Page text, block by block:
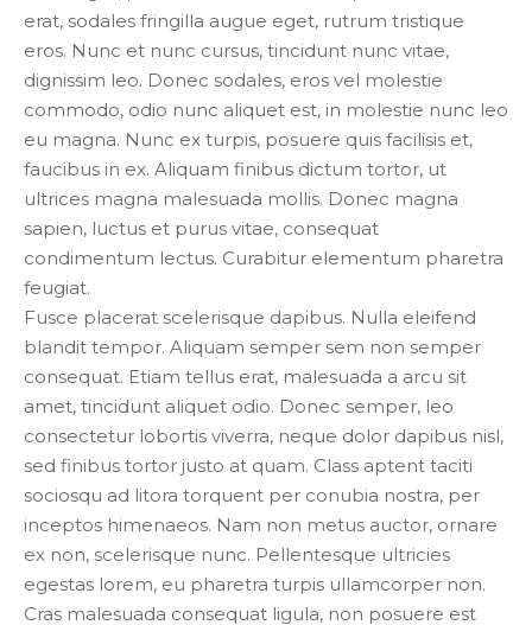
erat, sodales fringilla augue eget, rutrum tristique
eros. Nunc et nunc cursus, tincidunt nunc vitae,
dignissim leo. Donec sodales, eros vel molestie
commodo, odio nunc aliquet est, in molestie nunc leo
eu magna. Nunc ex turpis, posuere quis facilisis et,
faucibus in ex. Aliquam finibus dictum tortor, ut
ultrices magna malesuada mollis. Donec magna
sapien, luctus et purus vitae, consequat
condimentum lectus. Curabitur elementum pharetra
feugiat.
Fusce placerat scelerisque dapibus. Nulla eleifend
blandit tempor. Aliquam semper sem non semper
consequat. Etiam tellus erat, malesuada a arcu sit
amet, tincidunt aliquet odio. Donec semper, leo
consectetur lobortis viverra, neque dolor dapibus nisl,
sed finibus tortor justo at quam. Class aptent taciti
sociosqu ad litora torquent per conubia nostra, per
inceptos himenaeos. Nam non metus auctor, ornare
ex non, scelerisque nunc. Pellentesque ultricies
egestas lorem, eu pharetra turpis ullamcorper non.
Cras malesuada consequat ligula, non posuere est